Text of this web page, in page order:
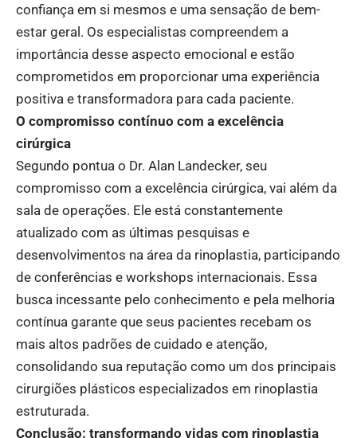
confiança em si mesmos e uma sensação de bem-
estar geral. Os especialistas compreendem a
importância desse aspecto emocional e estão
comprometidos em proporcionar uma experiência
positiva e transformadora para cada paciente.
O compromisso contínuo com a excelência
cirúrgica
Segundo pontua o Dr. Alan Landecker, seu
compromisso com a excelência cirúrgica, vai além da
sala de operações. Ele está constantemente
atualizado com as últimas pesquisas e
desenvolvimentos na área da rinoplastia, participando
de conferências e workshops internacionais. Essa
busca incessante pelo conhecimento e pela melhoria
contínua garante que seus pacientes recebam os
mais altos padrões de cuidado e atenção,
consolidando sua reputação como um dos principais
cirurgiões plásticos especializados em rinoplastia
estruturada.
Conclusão: transformando vidas com rinoplastia